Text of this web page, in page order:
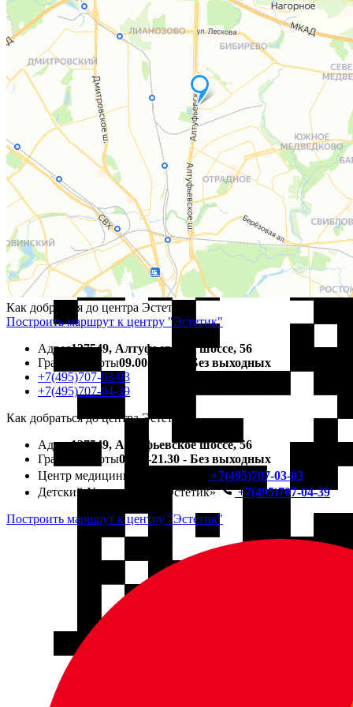
Как добраться до центра Эстетик ?
Построить маршрут к центру "Эстетик"
Адрес127549, Алтуфьевское шоссе, 56
График работы09.00-21.30 - Без выходных
+7(495)707-03-03
+7(495)707-04-39
Как добраться до центра Эстетик ?
Адрес127549, Алтуфьевское шоссе, 56
График работы09.00-21.30 - Без выходных
Центр медицины и красоты
+7(495)707-03-03
Детский Университет «Эстетик»
+7(495)707-04-39
Построить маршрут к центру "Эстетик"